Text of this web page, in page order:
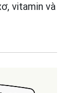
vitamin và